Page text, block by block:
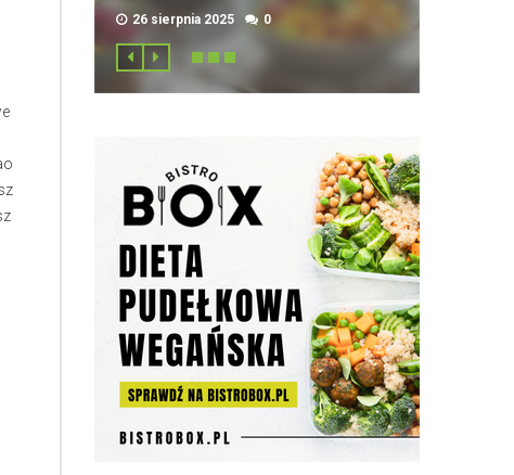
26 sierpnia 2025 0